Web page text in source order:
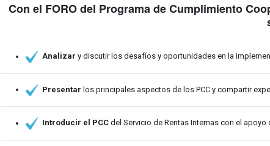
Con el FORO del Programa de Cumplimiento
Analizar y discutir los desafíos y oportunidades en la
Presentar los principales aspectos de los PCC y compartir
Introducir el PCC del Servicio de Rentas Internas con el apoyo